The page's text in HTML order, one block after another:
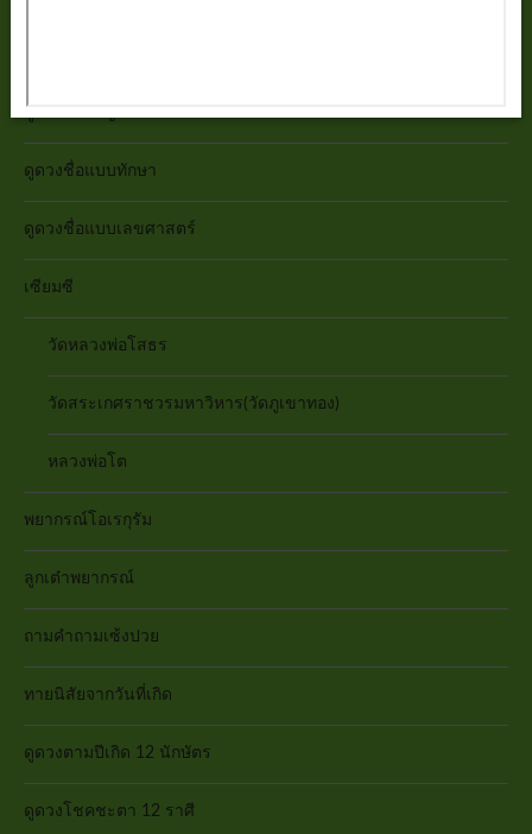
ดูดวงชื่อแบบทักษา
ดูดวงชื่อแบบเลขศาสตร์
เซียมซี
วัดหลวงพ่อโสธร
วัดสระเกศราชวรมหาวิหาร(วัดภูเขาทอง)
หลวงพ่อโต
พยากรณ์โอเรกุรัม
ลูกเต๋าพยากรณ์
ถามคำถามเซ้งปวย
ทายนิสัยจากวันที่เกิด
ดูดวงตามปีเกิด 12 นักษัตร
ดูดวงโชคชะตา 12 ราศี